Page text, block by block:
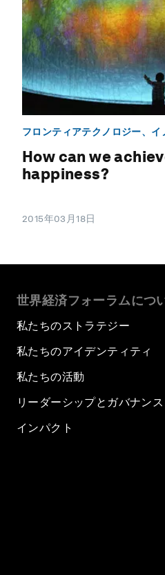
フロンティアテクノロジー、
How can we
happiness?
2015年03月18日
世界経済フォーラムにつ
私たちのストラテジー
私たちのアイデンティティ
私たちの活動
リーダーシップとガバナンス
インパクト